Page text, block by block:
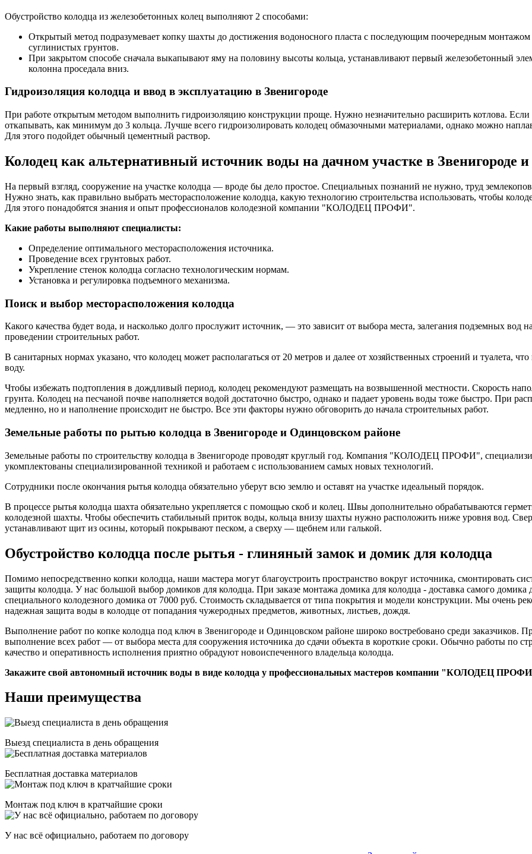
Обустройство колодца из железобетонных колец выполняют 2 способами:
Открытый метод подразумевает копку шахты до достижения водоносного пласта с последующим поочередным
суглинистых грунтов.
При закрытом способе сначала выкапывают яму на половину высоты кольца, устанавливают первый железобетонный
колонна проседала вниз.
Гидроизоляция колодца и ввод в эксплуатацию в Звенигороде
При работе открытым методом выполнить гидроизоляцию конструкции проще. Нужно незначительно расширить котлова. Если
откапывать, как минимум до 3 кольца. Лучше всего гидроизолировать колодец обмазочными материалами, однако можно
Для этого подойдет обычный цементный раствор.
Колодец как альтернативный источник воды на дачном участке в Звенигороде
На первый взгляд, сооружение на участке колодца — вроде бы дело простое. Специальных познаний не нужно, труд землекопов
Нужно знать, как правильно выбрать месторасположение колодца, какую технологию строительства использовать, чтобы
Для этого понадобятся знания и опыт профессионалов колодезной компании "КОЛОДЕЦ ПРОФИ".
Какие работы выполняют специалисты:
Определение оптимального месторасположения источника.
Проведение всех грунтовых работ.
Укрепление стенок колодца согласно технологическим нормам.
Установка и регулировка подъемного механизма.
Поиск и выбор месторасположения колодца
Какого качества будет вода, и насколько долго прослужит источник, — это зависит от выбора места, залегания подземных
проведении строительных работ.
В санитарных нормах указано, что колодец может располагаться от 20 метров и далее от хозяйственных строений и туалета,
воду.
Чтобы избежать подтопления в дождливый период, колодец рекомендуют размещать на возвышенной местности. Скорость
грунта. Колодец на песчаной почве наполняется водой достаточно быстро, однако и падает уровень воды тоже быстро. При
медленно, но и наполнение происходит не быстро. Все эти факторы нужно обговорить до начала строительных работ.
Земельные работы по рытью колодца в Звенигороде и Одинцовском районе
Земельные работы по строительству колодца в Звенигороде проводят круглый год. Компания "КОЛОДЕЦ ПРОФИ",
укомплектованы специализированной техникой и работаем с использованием самых новых технологий.
Сотрудники после окончания рытья колодца обязательно уберут всю землю и оставят на участке идеальный порядок.
В процессе рытья колодца шахта обязательно укрепляется с помощью скоб и колец. Швы дополнительно обрабатываются
колодезной шахты. Чтобы обеспечить стабильный приток воды, кольца внизу шахты нужно расположить ниже уровня вод.
устанавливают щит из осины, который покрывают песком, а сверху — щебнем или галькой.
Обустройство колодца после рытья - глиняный замок и домик для колодца
Помимо непосредственно копки колодца, наши мастера могут благоустроить пространство вокруг источника, смонтировать
защиты колодца. У нас большой выбор домиков для колодца. При заказе монтажа домика для колодца - доставка самого
специального колодезного домика от 7000 руб. Стоимость складывается от типа покрытия и модели конструкции. Мы очень
надежная защита воды в колодце от попадания чужеродных предметов, животных, листьев, дождя.
Выполнение работ по копке колодца под ключ в Звенигороде и Одинцовском районе широко востребовано среди заказчиков.
выполнение всех работ — от выбора места для сооружения источника до сдачи объекта в короткие сроки. Обычно работы по
качество и оперативность исполнения приятно обрадуют новоиспеченного владельца колодца.
Закажите свой автономный источник воды в виде колодца у профессиональных мастеров компании "КОЛОДЕЦ
Наши преимущества
Выезд специалиста в день обращения
Бесплатная доставка материалов
Монтаж под ключ в кратчайшие сроки
У нас всё официально, работаем по договору